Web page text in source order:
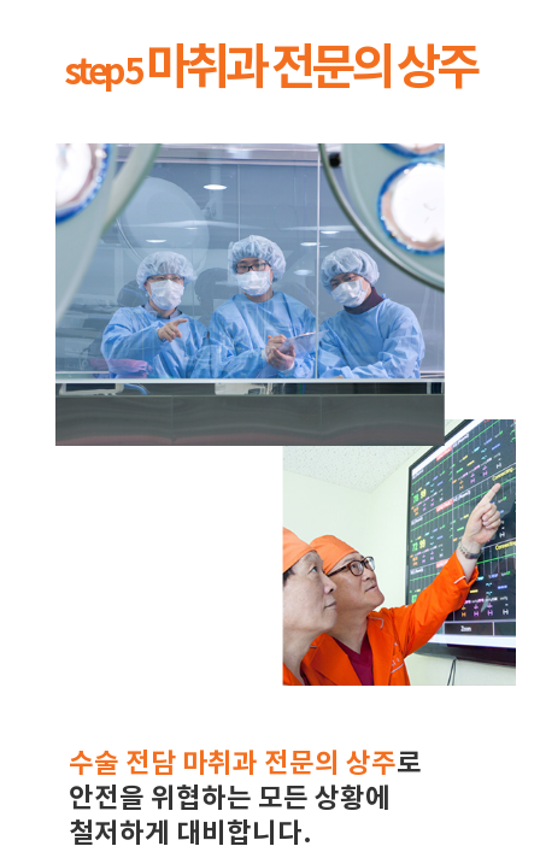
step 5마취과 전문의 상주
수술 전담 마취과 전문의 상주로
안전을 위협하는 모든 상황에
철저하게 대비합니다.